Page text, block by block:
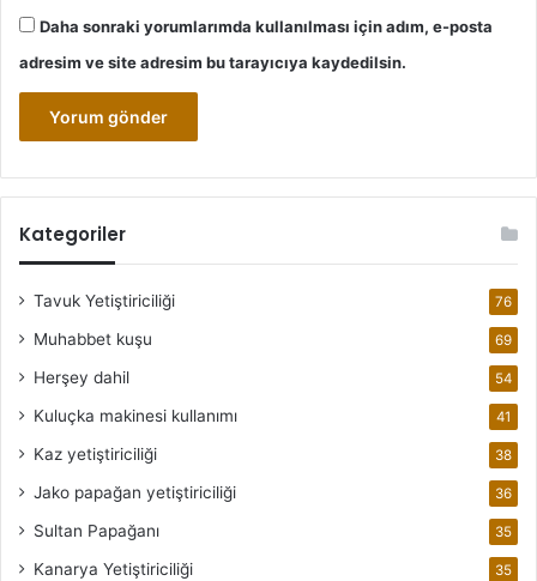
Daha sonraki yorumlarımda kullanılması için adım, e-posta
adresim ve site adresim bu tarayıcıya kaydedilsin.
Kategoriler
Tavuk Yetiştiriciliği 76
Muhabbet kuşu 69
Herşey dahil 54
Kuluçka makinesi kullanımı 41
Kaz yetiştiriciliği 38
Jako papağan yetiştiriciliği 36
Sultan Papağanı 35
Kanarya Yetiştiriciliği 35